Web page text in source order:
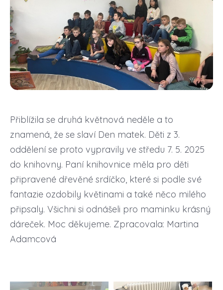
Přiblížila se druhá květnová neděle a to
znamená, že se slaví Den matek. Děti z 3.
oddělení se proto vypravily ve středu 7. 5. 2025
do knihovny. Paní knihovnice měla pro děti
připravené dřevěné srdíčko, které si podle své
fantazie ozdobily květinami a také něco milého
připsaly. Všichni si odnášeli pro maminku krásný
dáreček. Moc děkujeme. Zpracovala: Martina
Adamcová